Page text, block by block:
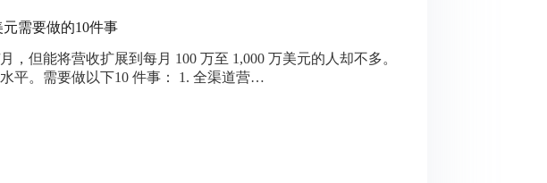
需要做的10件事
，但能将营收扩展到每月 100 万至 1,000 万美元的人却不多。
平。需要做以下10 件事： 1. 全渠道营…